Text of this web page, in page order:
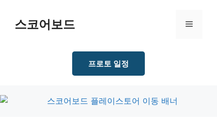
content스코어보드 Menu
프로토 일정